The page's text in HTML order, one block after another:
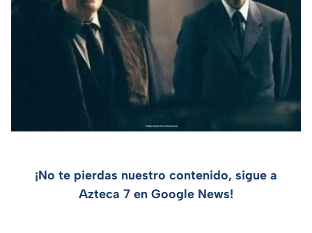
¡No te pierdas nuestro contenido, sigue a
Azteca 7 en Google News!